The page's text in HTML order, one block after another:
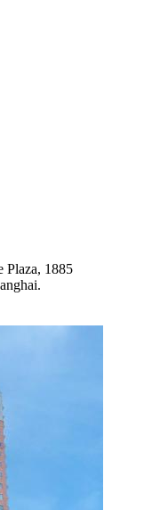
Plaza, 1885